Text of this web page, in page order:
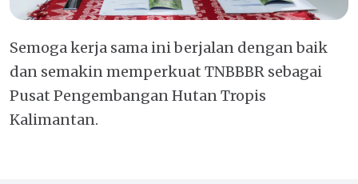
Semoga kerja sama ini berjalan dengan baik
dan semakin memperkuat TNBBBR sebagai
Pusat Pengembangan Hutan Tropis
Kalimantan.